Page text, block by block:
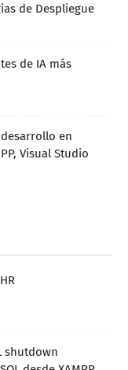
de Despliegue
de IA más
en
Visual Studio
shutdown